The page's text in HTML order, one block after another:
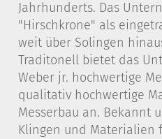
Jahrhunderts. Das
"Hirschkrone" als
weit über Solingen
Traditonell bietet das
Weber jr. hochwertige
qualitativ hochwertige
Messerbau an. Bekannt
Klingen und Materialien